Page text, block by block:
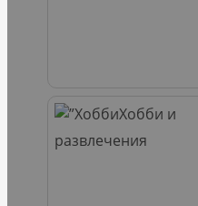
Хобби и
развлечения